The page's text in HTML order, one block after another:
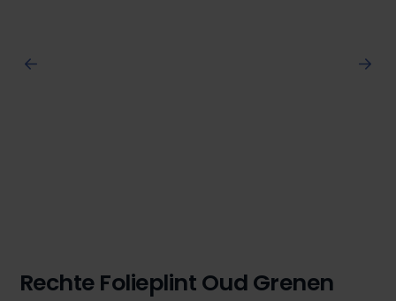
Rechte Folieplint Oud Grenen